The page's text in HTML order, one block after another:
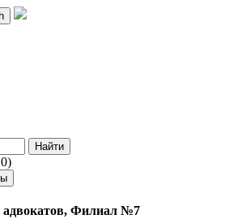
адвокатов, Филиал №7